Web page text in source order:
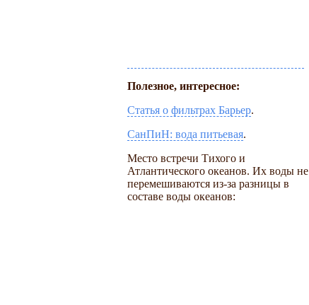
Полезное, интересное:
Статья о фильтрах Барьер.
СанПиН: вода питьевая.
Место встречи Тихого и
Атлантического океанов. Их воды не
перемешиваются из-за разницы в
составе воды океанов: